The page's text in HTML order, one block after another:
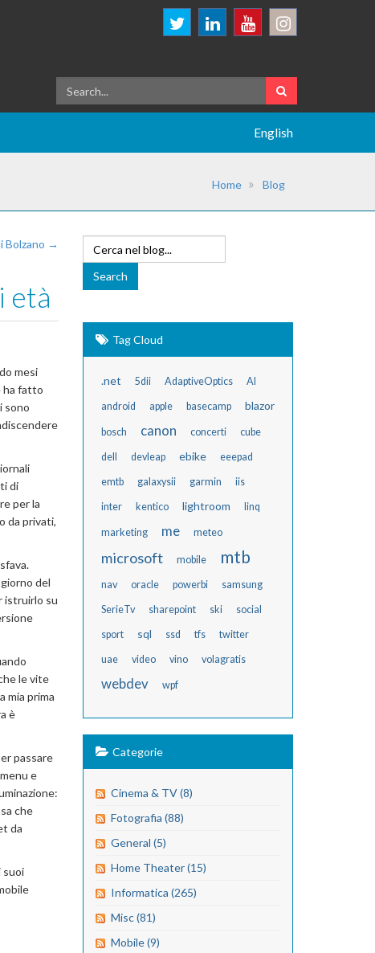
English
Home Blog
Bolzano →
età
mesi
ha fatto
sono
di
per la
da privati,
del
istruirlo su
le vite
mia prima
è
passare
e
che
da
suoi
Tag Cloud
.net 5dii AdaptiveOptics AI
android apple basecamp blazor
bosch canon concerti cube
dell devleap ebike eeepad
emtb galaxysii garmin iis
inter kentico lightroom linq
marketing me meteo
microsoft mobile mtb
nav oracle powerbi samsung
SerieTv sharepoint ski social
sport sql ssd tfs twitter
uae video vino volagratis
webdev wpf
Categorie
Cinema & TV (8)
Fotografia (88)
General (5)
Home Theater (15)
Informatica (265)
Misc (81)
Mobile (9)